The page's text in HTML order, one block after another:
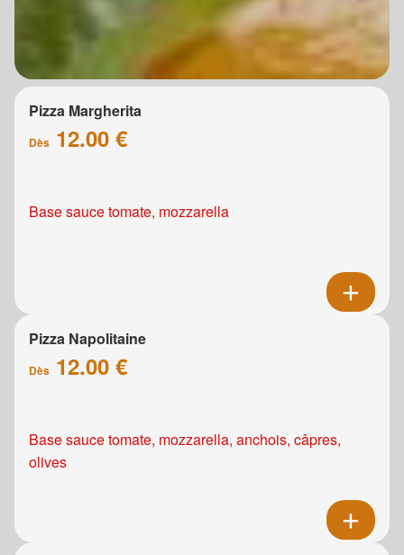
Pizza Margherita
Dès 12.00 €
Base sauce tomate, mozzarella
Pizza Napolitaine
Dès 12.00 €
Base sauce tomate, mozzarella, anchois, câpres,
olives